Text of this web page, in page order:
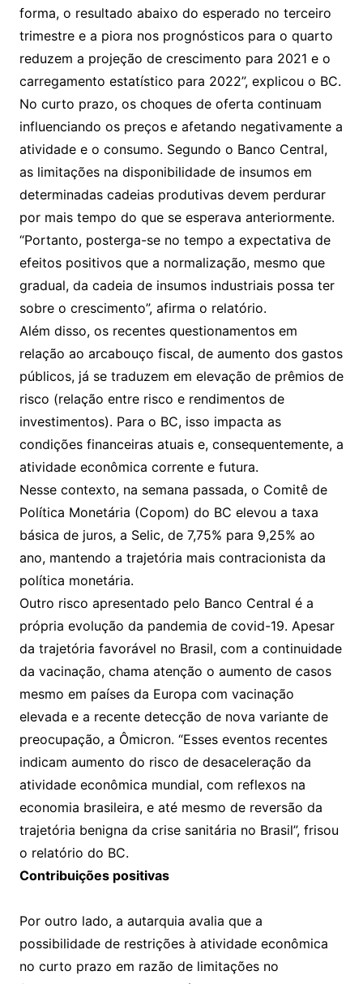
forma, o resultado abaixo do esperado no terceiro
trimestre e a piora nos prognósticos para o quarto
reduzem a projeção de crescimento para 2021 e o
carregamento estatístico para 2022”, explicou o BC.
No curto prazo, os choques de oferta continuam
influenciando os preços e afetando negativamente a
atividade e o consumo. Segundo o Banco Central,
as limitações na disponibilidade de insumos em
determinadas cadeias produtivas devem perdurar
por mais tempo do que se esperava anteriormente.
“Portanto, posterga-se no tempo a expectativa de
efeitos positivos que a normalização, mesmo que
gradual, da cadeia de insumos industriais possa ter
sobre o crescimento”, afirma o relatório.
Além disso, os recentes questionamentos em
relação ao arcabouço fiscal, de aumento dos gastos
públicos, já se traduzem em elevação de prêmios de
risco (relação entre risco e rendimentos de
investimentos). Para o BC, isso impacta as
condições financeiras atuais e, consequentemente, a
atividade econômica corrente e futura.
Nesse contexto, na semana passada, o Comitê de
Política Monetária (Copom) do BC elevou a taxa
básica de juros, a Selic, de 7,75% para 9,25% ao
ano, mantendo a trajetória mais contracionista da
política monetária.
Outro risco apresentado pelo Banco Central é a
própria evolução da pandemia de covid-19. Apesar
da trajetória favorável no Brasil, com a continuidade
da vacinação, chama atenção o aumento de casos
mesmo em países da Europa com vacinação
elevada e a recente detecção de nova variante de
preocupação, a Ômicron. “Esses eventos recentes
indicam aumento do risco de desaceleração da
atividade econômica mundial, com reflexos na
economia brasileira, e até mesmo de reversão da
trajetória benigna da crise sanitária no Brasil”, frisou
o relatório do BC.
Contribuições positivas
Por outro lado, a autarquia avalia que a
possibilidade de restrições à atividade econômica
no curto prazo em razão de limitações no